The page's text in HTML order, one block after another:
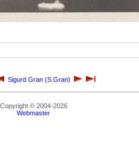
Sigurd Gran (S.Gran)
Copyright © 2004-2026
Webmaster